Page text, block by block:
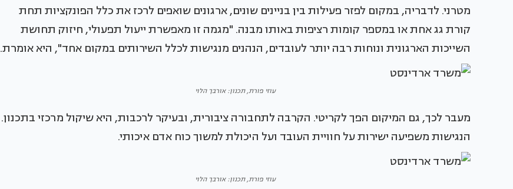
מטרני. לדבריה, במקום לפזר פעילות בין בניינים שונים, ארגונים שואפים לרכז את כלל הפונקציות תחת
קורת גג אחת או במספר קומות רציפות באותו מבנה. "מגמה זו מאפשרת ייעול תפעולי, חיזוק תחושת
השייכות הארגונית ונוחות רבה יותר לעובדים, הנהנים מנגישות לכלל השירותים במקום אחד", היא אומרת.
עוזי פורת, תכנון: אורבך הלוי
מעבר לכך, גם המיקום הפך לקריטי. הקרבה לתחבורה ציבורית, ובעיקר לרכבות, היא שיקול מרכזי בתכנון.
הנגישות משפיעה ישירות על חוויית העובד ועל היכולת למשוך כוח אדם איכותי.
עוזי פורת, תכנון: אורבך הלוי